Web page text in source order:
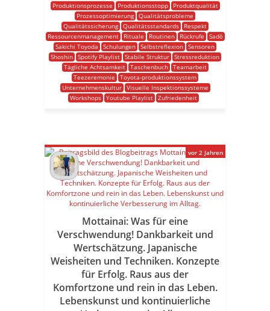
Produktionsprozesse
Produktionsstopp
Produktqualität
Prozessoptimierung Qualitätsprobleme
Qualitätssicherung Qualitätsstandards
Respekt
Ressourcenmanagement
Rituale Routinen Rückrufe
Sadō
Sakichi Toyoda
Schulungen Selbstreflexion Sensoren
Shoshin Spotify Playlist Stabile Struktur Stressreduktion
Tägliche Achtsamkeit
Taschenbuch
Teamarbeit
Teezeremonie
Toyota-produktionssystem
Unternehmenskultur
Visuelle Inspektionssysteme
Workshops Youtube Playlist Zufriedenheit
Mottainai: Was für eine
Verschwendung! Dankbarkeit und
Wertschätzung. Japanische
Weisheiten und Techniken. Konzepte
für Erfolg. Raus aus der
Komfortzone und rein in das Leben.
Lebenskunst und kontinuierliche
vor 2 Jahren